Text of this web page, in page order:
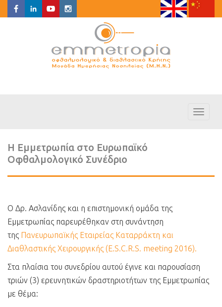
Η Εμμετρωπία στο Ευρωπαϊκό
Οφθαλμολογικό Συνέδριο
Ο Δρ. Ασλανίδης και η επιστημονική ομάδα της
Εμμετρωπίας παρευρέθηκαν στη συνάντηση
της Πανευρωπαϊκής Εταιρείας Καταρράκτη και
Διαθλαστικής Χειρουργικής (E.S.C.R.S. meeting 2016).
Στα πλαίσια του συνεδρίου αυτού έγινε και παρουσίαση
τριών (3) ερευνητικών δραστηριοτήτων της Εμμετρωπίας
με θέμα:
Toggle